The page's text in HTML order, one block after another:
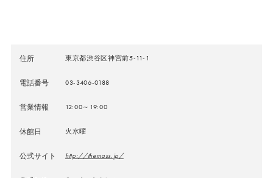
住所 東京都渋谷区神宮前5-11-1
電話番号 03-3406-0188
営業情報 12:00～19:00
休館日 火水曜
公式サイト http://themass.jp/